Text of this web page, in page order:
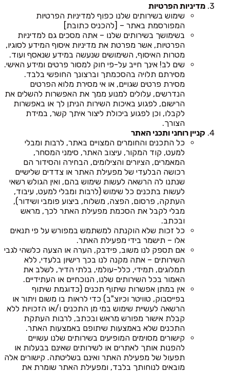
מדיניות הפרטיות
שימוש בשירותים שלנו כפוף למדיניות הפרטיות
המפורסמת באתר – [להכניס כתובת]
בשימושך בשירותים שלנו – אתה מסכים גם למדיניות
הפרטיות, אשר מפרטת את מדיניות איסוף המידע לסוגיו,
מטרות האיסוף, השימושים שנעשה במידע שנאסף ועוד.
שים לב! אינך חייב על-פי חוק למסור פרטים ומידע האישי.
מסירתם תלויה בהסכמתך וברצונך החופשי בלבד.
מסירת פרטים שגויים, או אי מסירת מלוא הפרטים
הנדרשים, עלולים למנוע ממך את האפשרות להשלים את
הרישום, לפגוע באיכות השירות הניתן לך או באפשרות
לקבלו, וכן לפגוע ביכולת ליצור איתך קשר, במידת
הצורך.
קניין רוחני ותכני האתר
כל התכנים והחומרים המצויים באתר, לרבות ומבלי
למעט, קוד המקור, עיצוב האתר, סימני המסחר,
המאמרים, הציורים והצילומים, הבחירה והסידור הם
רכושה הבלעדי של מפעילת האתר או צדדים שלישיים
שנתנו לה הרשאה לעשות שימוש בהם, ואין הגולש רשאי
לעשות בתכנים כל שימוש (לרבות ומבלי למעט, עיבוד,
העתקה, פרסום, הפצה, משלוח, ביצוע פומבי ושידור),
מבלי לקבל את הסכמת מפעילת האתר לכך, מראש
ובכתב.
כל זכות שלא הוקנתה למשתמש במפורש על פי תנאים
אלו – תישמר בידי מפעילת האתר.
אם תספק לנו משוב, פידבק, הערה או הצעה כלשהי לגבי
השירותים – אתה מקנה לנו בכך רישיון בלעדי, ללא
תמלוגים, תמידי, כלל-עולמי, בלתי הדיר, לשלב את
האמור בכל השירותים שלנו, הנוכחיים או העתידיים.
אין במתן אפשרות שיתוף תכנים (כדוגמת שיתוף
בפייסבוק, טוויטר וכיוצ"ב) כדי לראות בו משום ויתור או
הרשאה לעשיית שימוש במי מן התכנים ו/או הזכויות ללא
קבלת אישור מפורש מראש ובכתב, לרבות העתקת
התכנים שלא באמצעות שיתופם באמצעות האתר.
קישורים מסוימים המופיעים בשירותים שלנו עשויים
להפנות אותך לאתרים או לשירותים שאינם בבעלות או
תפעול של מפעילת האתר ואינם בשליטתה. קישורים אלה
מובאים לנוחותך בלבד, ומפעילת האתר שומרת את